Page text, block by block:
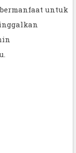
untuk